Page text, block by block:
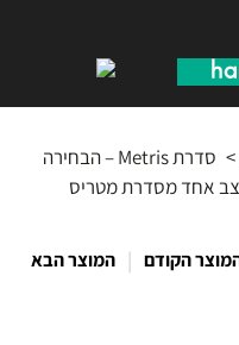
>
סדרת Metris – הבחירה
אחד מסדרת מטריס
הקודם | המוצר הבא